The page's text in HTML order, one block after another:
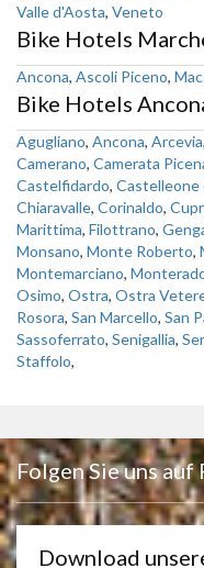
Valle d'Aosta, Veneto
Bike Hotels
Ancona, Ascoli Piceno,
Bike Hotels
Agugliano, Ancona, Arcevia,
Camerano, Camerata
Castelfidardo, Castelleone
Chiaravalle, Corinaldo,
Marittima, Filottrano,
Monsano, Monte Roberto,
Montemarciano,
Osimo, Ostra, Ostra
Rosora, San Marcello, San
Sassoferrato, Senigallia,
Staffolo,
Folgen Sie uns auf
Download